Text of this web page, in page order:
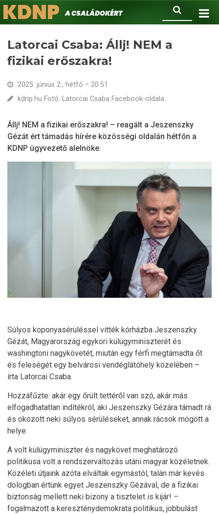
Ugrás
a
Keresés
KDNPA családokért.
Latorcai Csaba: Állj! NEM a
fizikai erőszakra!
2025. június 2., hétfő – 20:51
kdnp.hu Fotó: Latorcai Csaba Facebook-oldala
Állj! NEM a fizikai erőszakra! – reagált a Jeszenszky
Gézát ért támadás hírére közösségi oldalán hétfőn a
KDNP ügyvezető alelnöke.
Súlyos koponyasérüléssel vitték kórházba Jeszenszky
Gézát, Magyarország egykori külügyminiszterét és
washingtoni nagykövetét, miután egy férfi megtámadta őt
és feleségét egy belvárosi vendéglátóhely közelében –
írta Latorcai Csaba.
Hozzáfűzte: akár egy őrült tettéről van szó, akár más
elfogadhatatlan indítékról, aki Jeszenszky Gézára támadt rá
és okozott neki súlyos sérüléseket, annak rácsok mögött a
helye.
A volt külügyminiszter és nagykövet meghatározó
politikusa volt a rendszerváltozás utáni magyar közéletnek.
Közéleti útjaink azóta elváltak egymástól, talán már kevés
dologban értünk egyet Jeszenszky Gézával, de a fizikai
biztonság mellett neki bizony a tisztelet is kijár! –
fogalmazott a kereszténydemokrata politikus, jobbulást